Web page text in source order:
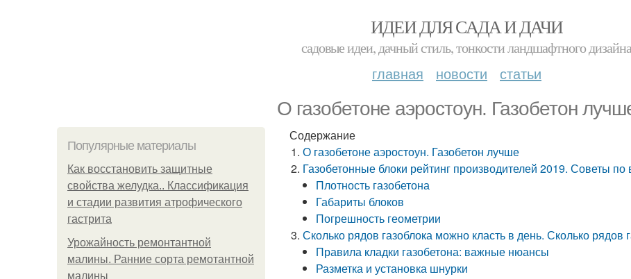
ИДЕИ ДЛЯ САДА И ДАЧИ
садовые идеи, дачный стиль, тонкости ландшафтного дизайна
главная новости статьи
О газобетоне аэростоун. Газобетон
Популярные материалы
Как восстановить защитные
свойства желудка.. Классификация
и стадии развития атрофического
гастрита
Урожайность ремонтантной
малины. Ранние сорта ремотантной
малины
Содержание
О газобетоне аэростоун. Газобетон лучше
Газобетонные блоки рейтинг производителей 2019. Советы
Плотность газобетона
Габариты блоков
Погрешность геометрии
Сколько рядов газоблока можно класть в день. Сколько рядов
Правила кладки газобетона: важные нюансы
Разметка и установка шнурки